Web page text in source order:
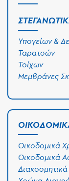
Υπογείων &
Ταρατσών
Τοίχων
Μεμβράνες
Οικοδομικά
Οικοδομικά
Διακοσμητικά